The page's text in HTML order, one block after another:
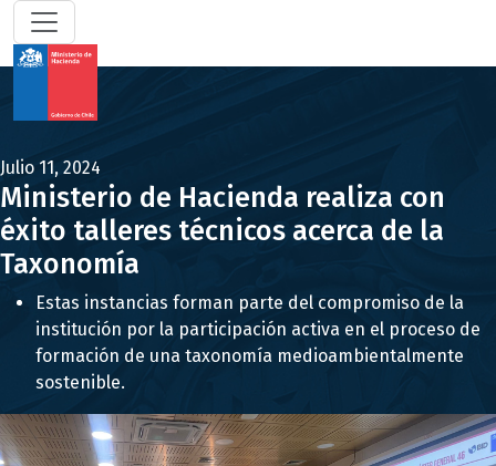
Julio 11, 2024
Ministerio de Hacienda realiza con
éxito talleres técnicos acerca de la
Taxonomía
Estas instancias forman parte del compromiso de la
institución por la participación activa en el proceso de
formación de una taxonomía medioambientalmente
sostenible.